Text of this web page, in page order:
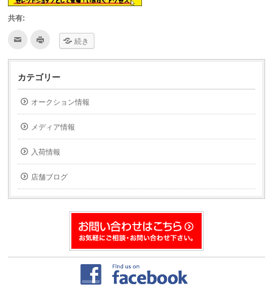
共有:
ク
て
友
達
へ
メ
ー
で
送
信
(新
し
い
ィ
ド
ウ
ク
て
印
刷
(新
し
い
ィ
ン
ド
ウ
で
開
ま
す)
続き
カテゴリー
オークション情報
メディア情報
入荷情報
店舗ブログ